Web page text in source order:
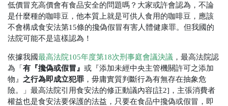
低價冒充高價會有食品安全的問題嗎？大家或許會認為，不論
是什麼種的咖啡豆，他本質上就是可供人食用的咖啡豆，應該
不會構成食安法第15條的攙偽假冒有害人體健康罪。但我國的
法院可能不是這樣認為！
依據我國最高法院105年度第18次刑事庭會議決議 ，最高法院認
為「 有『攙偽或假冒』 或『添加未經中央主管機關許可之添加
物』 之行為即成立犯罪 ，毋庸實質判斷行為有無存在抽象危
險。」最高法院引用食安法的修正動議內容[註2]，主張消費者
權益也是食安法要保護的法益，只要在食品中攙偽或假冒，即